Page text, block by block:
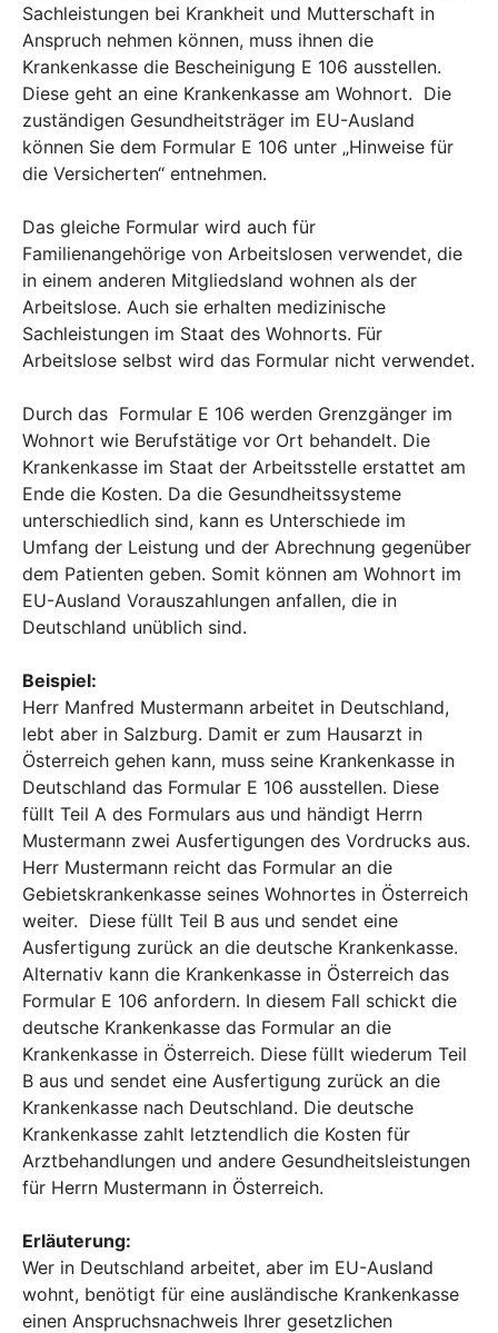
Sachleistungen bei Krankheit und Mutterschaft in
Anspruch nehmen können, muss ihnen die
Krankenkasse die Bescheinigung E 106 ausstellen.
Diese geht an eine Krankenkasse am Wohnort. Die
zuständigen Gesundheitsträger im EU-Ausland
können Sie dem Formular E 106 unter „Hinweise für
die Versicherten“ entnehmen.
Das gleiche Formular wird auch für
Familienangehörige von Arbeitslosen verwendet, die
in einem anderen Mitgliedsland wohnen als der
Arbeitslose. Auch sie erhalten medizinische
Sachleistungen im Staat des Wohnorts. Für
Arbeitslose selbst wird das Formular nicht verwendet.
Durch das Formular E 106 werden Grenzgänger im
Wohnort wie Berufstätige vor Ort behandelt. Die
Krankenkasse im Staat der Arbeitsstelle erstattet am
Ende die Kosten. Da die Gesundheitssysteme
unterschiedlich sind, kann es Unterschiede im
Umfang der Leistung und der Abrechnung gegenüber
dem Patienten geben. Somit können am Wohnort im
EU-Ausland Vorauszahlungen anfallen, die in
Deutschland unüblich sind.
Beispiel:
Herr Manfred Mustermann arbeitet in Deutschland,
lebt aber in Salzburg. Damit er zum Hausarzt in
Österreich gehen kann, muss seine Krankenkasse in
Deutschland das Formular E 106 ausstellen. Diese
füllt Teil A des Formulars aus und händigt Herrn
Mustermann zwei Ausfertigungen des Vordrucks aus.
Herr Mustermann reicht das Formular an die
Gebietskrankenkasse seines Wohnortes in Österreich
weiter. Diese füllt Teil B aus und sendet eine
Ausfertigung zurück an die deutsche Krankenkasse.
Alternativ kann die Krankenkasse in Österreich das
Formular E 106 anfordern. In diesem Fall schickt die
deutsche Krankenkasse das Formular an die
Krankenkasse in Österreich. Diese füllt wiederum Teil
B aus und sendet eine Ausfertigung zurück an die
Krankenkasse nach Deutschland. Die deutsche
Krankenkasse zahlt letztendlich die Kosten für
Arztbehandlungen und andere Gesundheitsleistungen
für Herrn Mustermann in Österreich.
Erläuterung:
Wer in Deutschland arbeitet, aber im EU-Ausland
wohnt, benötigt für eine ausländische Krankenkasse
einen Anspruchsnachweis Ihrer gesetzlichen